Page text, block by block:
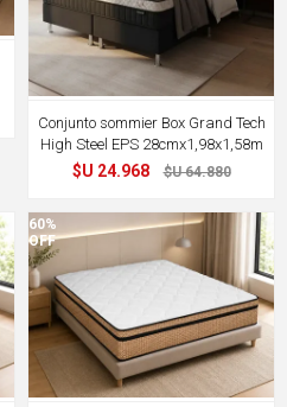
Conjunto sommier Box Grand Tech
High Steel EPS 28cmx1,98x1,58m
$U 24.968 $U 64.880
60%
OFF